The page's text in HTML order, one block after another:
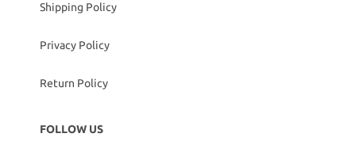
Shipping Policy
Privacy Policy
Return Policy
FOLLOW US